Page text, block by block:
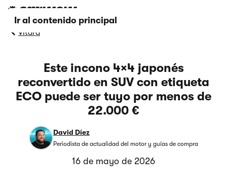
Ir al contenido principal
Vitara
Este incono 4×4 japonés
reconvertido en SUV con etiqueta
ECO puede ser tuyo por menos de
22.000 €
David Díez
Periodista de actualidad del motor y guías de compra
16 de mayo de 2026